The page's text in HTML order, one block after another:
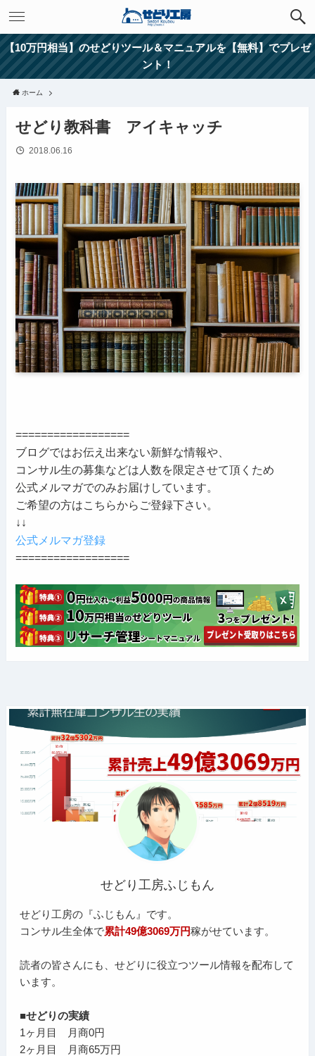
【10万円相当】のせどりツール＆マニュアルを【無料】でプレゼ
ント！
ホーム
せどり教科書 アイキャッチ
2018.06.16
==================
ブログではお伝え出来ない新鮮な情報や、
コンサル生の募集などは人数を限定させて頂くため
公式メルマガでのみお届けしています。
ご希望の方はこちらからご登録下さい。
↓↓
公式メルマガ登録
==================
せどり工房ふじもん
せどり工房の『ふじもん』です。
コンサル生全体で累計49億3069万円稼がせています。
読者の皆さんにも、せどりに役立つツール情報を配布して
います。
■せどりの実績
1ヶ月目 月商0円
2ヶ月目 月商65万円